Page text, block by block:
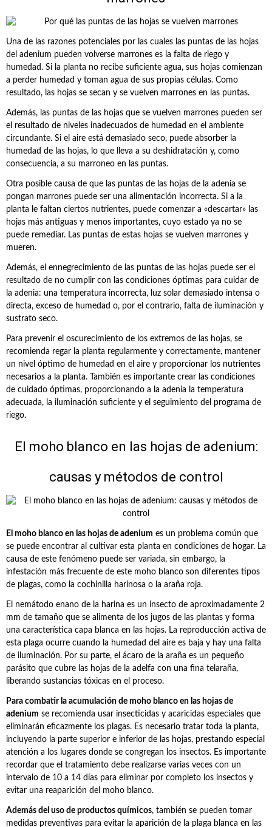
Una de las razones potenciales por las cuales las puntas de las hojas
del adenium pueden volverse marrones es la falta de riego y
humedad. Si la planta no recibe suficiente agua, sus hojas comienzan
a perder humedad y toman agua de sus propias células. Como
resultado, las hojas se secan y se vuelven marrones en las puntas.
Además, las puntas de las hojas que se vuelven marrones pueden ser
el resultado de niveles inadecuados de humedad en el ambiente
circundante. Si el aire está demasiado seco, puede absorber la
humedad de las hojas, lo que lleva a su deshidratación y, como
consecuencia, a su marroneo en las puntas.
Otra posible causa de que las puntas de las hojas de la adenia se
pongan marrones puede ser una alimentación incorrecta. Si a la
planta le faltan ciertos nutrientes, puede comenzar a «descartar» las
hojas más antiguas y menos importantes, cuyo estado ya no se
puede remediar. Las puntas de estas hojas se vuelven marrones y
mueren.
Además, el ennegrecimiento de las puntas de las hojas puede ser el
resultado de no cumplir con las condiciones óptimas para cuidar de
la adenia: una temperatura incorrecta, luz solar demasiado intensa o
directa, exceso de humedad o, por el contrario, falta de iluminación y
sustrato seco.
Para prevenir el oscurecimiento de los extremos de las hojas, se
recomienda regar la planta regularmente y correctamente, mantener
un nivel óptimo de humedad en el aire y proporcionar los nutrientes
necesarios a la planta. También es importante crear las condiciones
de cuidado óptimas, proporcionando a la adenia la temperatura
adecuada, la iluminación suficiente y el seguimiento del programa de
riego.
El moho blanco en las hojas de adenium:
causas y métodos de control
El moho blanco en las hojas de adenium es un problema común que
se puede encontrar al cultivar esta planta en condiciones de hogar. La
causa de este fenómeno puede ser variada, sin embargo, la
infestación más frecuente de este moho blanco son diferentes tipos
de plagas, como la cochinilla harinosa o la araña roja.
El nemátodo enano de la harina es un insecto de aproximadamente 2
mm de tamaño que se alimenta de los jugos de las plantas y forma
una característica capa blanca en las hojas. La reproducción activa de
esta plaga ocurre cuando la humedad del aire es baja y hay una falta
de iluminación. Por su parte, el ácaro de la araña es un pequeño
parásito que cubre las hojas de la adelfa con una fina telaraña,
liberando sustancias tóxicas en el proceso.
Para combatir la acumulación de moho blanco en las hojas de
adenium se recomienda usar insecticidas y acaricidas especiales que
eliminarán eficazmente los plagas. Es necesario tratar toda la planta,
incluyendo la parte superior e inferior de las hojas, prestando especial
atención a los lugares donde se congregan los insectos. Es importante
recordar que el tratamiento debe realizarse varias veces con un
intervalo de 10 a 14 días para eliminar por completo los insectos y
evitar una reaparición del moho blanco.
Además del uso de productos químicos, también se pueden tomar
medidas preventivas para evitar la aparición de la plaga blanca en las